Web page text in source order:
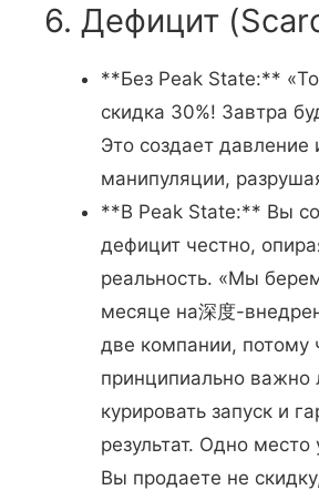
6. Дефицит
**Без Peak State:**
скидка 30%! Завтра
Это создает
манипуляции,
**В Peak State:** Вы
дефицит честно,
реальность. «Мы
месяце на深度-
две компании, потому
принципиально важно
курировать запуск и
результат. Одно место
Вы продаете не